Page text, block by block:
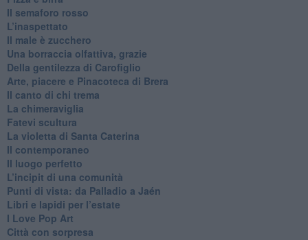
​Il semaforo rosso
​L’inaspettato
​Il male è zucchero
​Una borraccia olfattiva, grazie
​Della gentilezza di Carofiglio
Arte, piacere e Pinacoteca di Brera
​Il canto di chi trema
La chimeraviglia
​Fatevi scultura
​La violetta di Santa Caterina
​Il contemporaneo
​Il luogo perfetto
​L’incipit di una comunità
Punti di vista: da Palladio a Jaén
​Libri e lapidi per l’estate
​I Love Pop Art
Città con sorpresa